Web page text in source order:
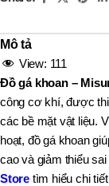
Mô tả
View: 111
Đồ gá khoan –
công cơ khí, được
các bề mặt vật liệu.
hoạt, đồ gá khoan
cao và giảm thiểu
Store tìm hiểu chi